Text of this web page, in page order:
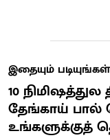
இதையும்
10
தேங்காய் பால்
உங்களுக்குத்